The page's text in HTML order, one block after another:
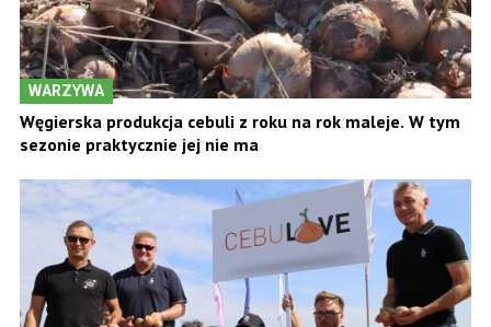
WARZYWA
Węgierska produkcja cebuli z roku na rok maleje. W tym
sezonie praktycznie jej nie ma